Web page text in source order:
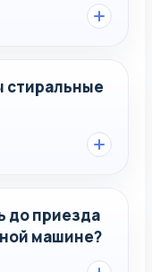
стиральные
до приезда
машине?